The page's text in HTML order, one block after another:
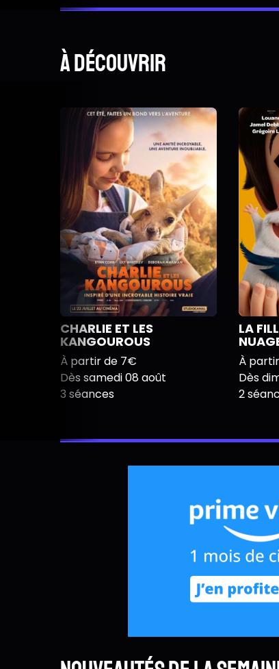
À découvrir
CHARLIE ET LES
KANGOUROUS
À partir de 7€
Dès samedi 08 août
3 séances
LA
À
Dès
2